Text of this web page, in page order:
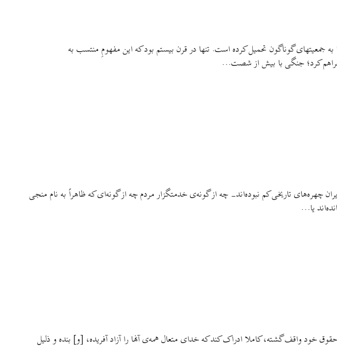
به جمعیت­های گوناگون تحمیل کرده است. تنها در قرن بیستم بود که این مفهومِ منتسب به
فراهم کرد؛ جنگی با بیش از شصت…
چهره‌های تاریخی کم نبوده‌اند- چه از گونه‌ی خدمتگزار مردم چه از گونه‌ای که ظاهراً به نام منجی
یا…
خود واقف گشته، کاملا ادراک کند که خدای متعال همه‌ی آنها را آزاد آفریده، [و] بنده و ذلیل